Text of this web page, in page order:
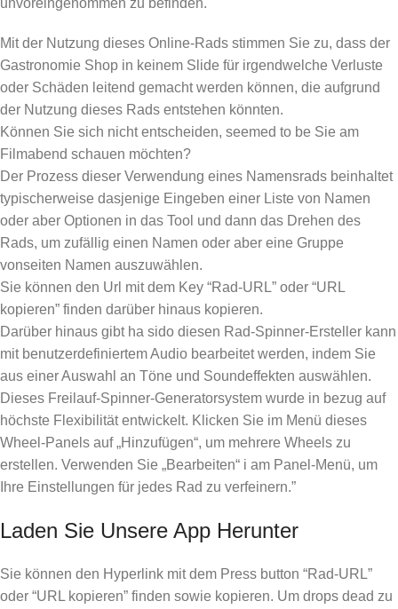
Mit der Nutzung dieses Online-Rads stimmen Sie zu, dass der
Gastronomie Shop in keinem Slide für irgendwelche Verluste
oder Schäden leitend gemacht werden können, die aufgrund
der Nutzung dieses Rads entstehen könnten.
Können Sie sich nicht entscheiden, seemed to be Sie am
Filmabend schauen möchten?
Der Prozess dieser Verwendung eines Namensrads beinhaltet
typischerweise dasjenige Eingeben einer Liste von Namen
oder aber Optionen in das Tool und dann das Drehen des
Rads, um zufällig einen Namen oder aber eine Gruppe
vonseiten Namen auszuwählen.
Sie können den Url mit dem Key “Rad-URL” oder “URL
kopieren” finden darüber hinaus kopieren.
Darüber hinaus gibt ha sido diesen Rad-Spinner-Ersteller kann
mit benutzerdefiniertem Audio bearbeitet werden, indem Sie
aus einer Auswahl an Töne und Soundeffekten auswählen.
Dieses Freilauf-Spinner-Generatorsystem wurde in bezug auf
höchste Flexibilität entwickelt. Klicken Sie im Menü dieses
Wheel-Panels auf „Hinzufügen“, um mehrere Wheels zu
erstellen. Verwenden Sie „Bearbeiten“ i am Panel-Menü, um
Ihre Einstellungen für jedes Rad zu verfeinern.”
Laden Sie Unsere App Herunter
Sie können den Hyperlink mit dem Press button “Rad-URL”
oder “URL kopieren” finden sowie kopieren. Um drops dead zu